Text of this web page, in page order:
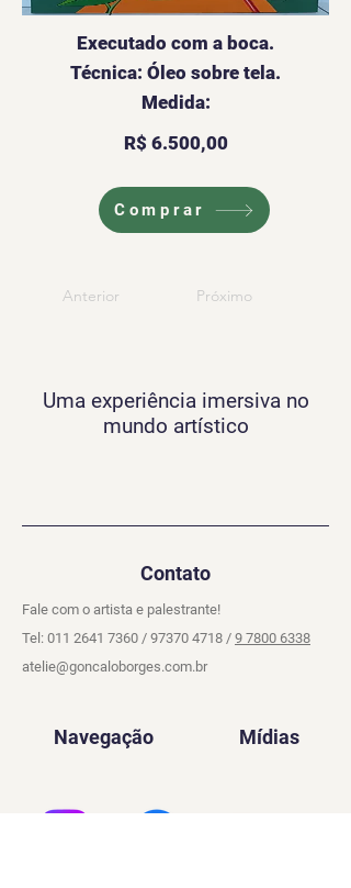
Executado com a boca.
Técnica: Óleo sobre tela.
Medida:
R$ 6.500,00
Comprar
Anterior Próximo
Uma experiência imersiva no
mundo artístico
Contato
Fale com o artista e palestrante!
Tel: 011 2641 7360 / 97370 4718 / 9 7800 6338
atelie@goncaloborges.com.br
Navegação Mídias